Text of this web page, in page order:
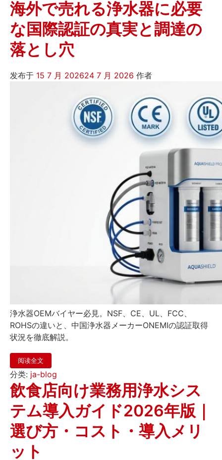
海外で売れる浄水器に必要
な国際認証の真実と調達の
落とし穴
发布于 15 7 月 202624 7 月 2026 作者
浄水器OEMバイヤー必見。NSF、CE、UL、FCC、
ROHSの違いと、中国浄水器メーカーONEMIの認証取得
状況を徹底解説。
阅读全文
分类: ja-blog
飲食店向け業務用浄水シス
テム導入ガイド2026年版｜
選び方・コスト・導入メリ
ット